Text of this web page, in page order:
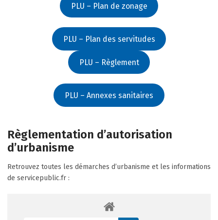
PLU – Plan de zonage
PLU – Plan des servitudes
PLU – Règlement
PLU – Annexes sanitaires
Règlementation d’autorisation
d’urbanisme
Retrouvez toutes les démarches d’urbanisme et les informations
de servicepublic.fr :